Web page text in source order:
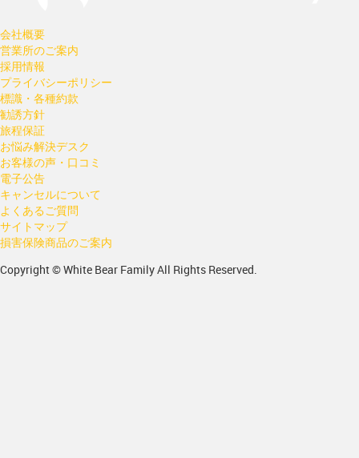
会社概要
営業所のご案内
採用情報
プライバシーポリシー
標識・各種約款
勧誘方針
旅程保証
お悩み解決デスク
お客様の声・口コミ
電子公告
キャンセルについて
よくあるご質問
サイトマップ
損害保険商品のご案内
Copyright © White Bear Family All Rights Reserved.